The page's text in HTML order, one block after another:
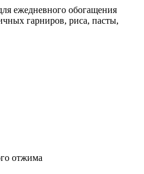
ежедневного обогащения
гарниров, риса, пасты,
отжима